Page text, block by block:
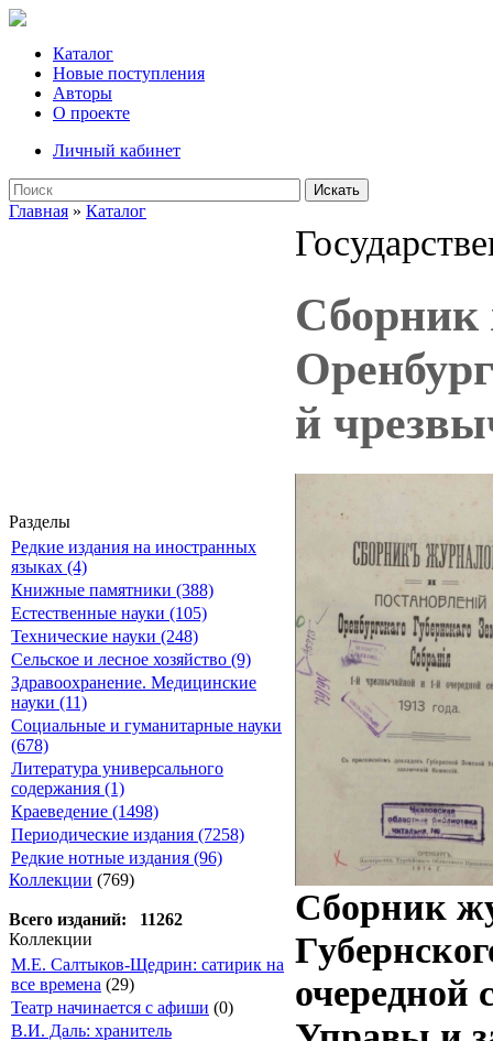
Каталог
Новые поступления
Авторы
О проекте
Личный кабинет
Искать
Главная » Каталог
Разделы
Редкие издания на иностранных
языках (4)
Книжные памятники (388)
Естественные науки (105)
Технические науки (248)
Сельское и лесное хозяйство (9)
Здравоохранение. Медицинские
науки (11)
Социальные и гуманитарные науки
(678)
Литература универсального
содержания (1)
Краеведение (1498)
Периодические издания (7258)
Редкие нотные издания (96)
Коллекции (769)
Всего изданий: 11262
Коллекции
М.Е. Салтыков-Щедрин: сатирик на
все времена (29)
Театр начинается с афиши (0)
В.И. Даль: хранитель
Сборник
й
Сборник
очередной